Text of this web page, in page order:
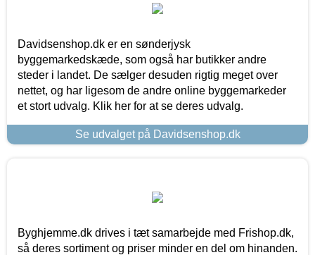
Davidsenshop.dk er en sønderjysk
byggemarkedskæde, som også har butikker andre
steder i landet. De sælger desuden rigtig meget over
nettet, og har ligesom de andre online byggemarkeder
et stort udvalg. Klik her for at se deres udvalg.
Se udvalget på Davidsenshop.dk
Byghjemme.dk drives i tæt samarbejde med Frishop.dk,
så deres sortiment og priser minder en del om hinanden.